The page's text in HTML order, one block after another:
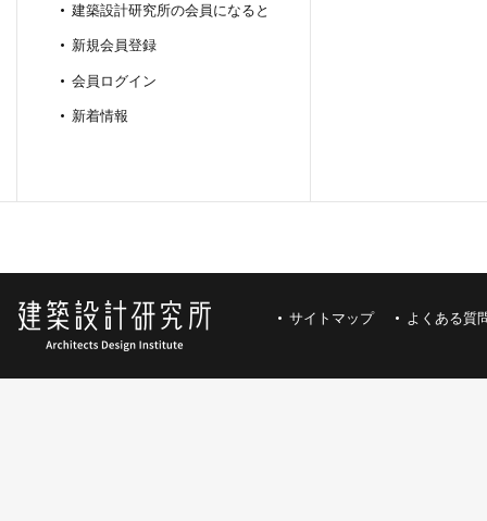
建築設計研究所の会員になると
新規会員登録
会員ログイン
新着情報
サイトマップ よくある質